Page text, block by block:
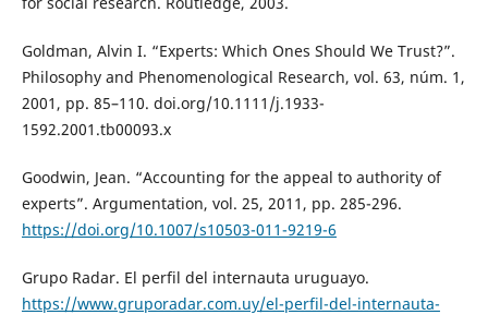
Goldman, Alvin I. “Experts: Which Ones Should We Trust?”.
Philosophy and Phenomenological Research, vol. 63, núm. 1,
2001, pp. 85–110. doi.org/10.1111/j.1933-
1592.2001.tb00093.x
Goodwin, Jean. “Accounting for the appeal to authority of
experts”. Argumentation, vol. 25, 2011, pp. 285-296.
https://doi.org/10.1007/s10503-011-9219-6
Grupo Radar. El perfil del internauta uruguayo.
https://www.gruporadar.com.uy/el-perfil-del-internauta-